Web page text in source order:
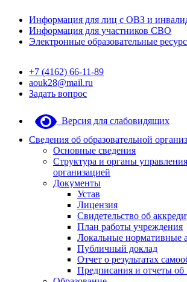
Информация для лиц с ОВЗ и
Информация для участников СВО
Электронные образовательные
+7 (4162) 66-11-89
aouk28@mail.ru
Задать вопрос
Версия для слабовидящих
Сведения об образовательной
Основные сведения
Структура и органы
организацией
Документы
Устав
Лицензия
Свидетельство об
План работы учреждения
Локальные нормативные
Публичный доклад
Отчет о результатах
Предписания и отчеты об